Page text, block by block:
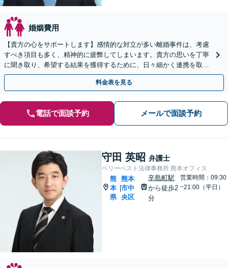
婚姻費用
【貴方の心をサポートします】感情的な対立が多い離婚事件は、考慮
すべき項目も多く、精神的に疲弊してしまいます。貴方の思いを丁寧
に聞き取り、希望する結果を獲得するために、日々細かく連携を取り
ながら貴方の新生活に向けた第一歩をサポートします。
料金表を見る
電話で面談予約 メールで面談予約
守田 英昭 弁護士
ベリーベスト法律事務所 熊本オフィス
熊
本
県
熊本
市中
央区
辛島町駅
から徒歩2
分
営業時間：09:30
~21:00（平日）